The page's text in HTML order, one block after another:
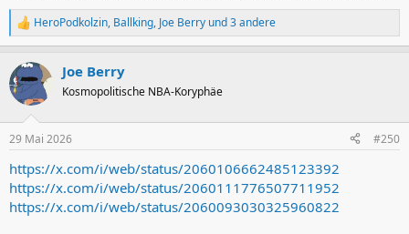
R
e
k
t
i
e
:
HeroPodkolzin, Ballking, Joe Berry und 3 andere
Joe Berry
Kosmopolitische NBA-Koryphäe
29 Mai 2026 #250
https://x.com/i/web/status/2060106662485123392
https://x.com/i/web/status/2060111776507711952
https://x.com/i/web/status/2060093030325960822